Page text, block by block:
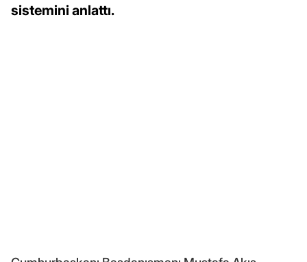
sistemini anlattı.